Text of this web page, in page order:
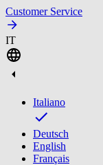
Customer Service
IT
Italiano
Deutsch
English
Français